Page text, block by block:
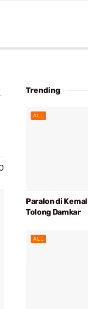
Trending
ALL
Paralon di
Tolong Damkar
ALL